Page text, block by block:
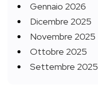
Gennaio 2026
Dicembre 2025
Novembre 2025
Ottobre 2025
Settembre 2025